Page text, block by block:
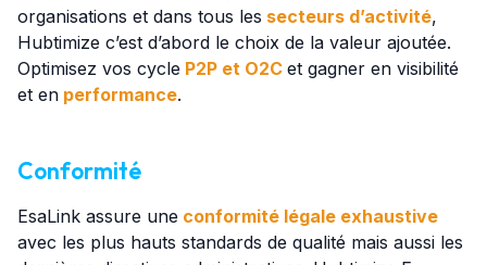
organisations et dans tous les secteurs d’activité,
Hubtimize c’est d’abord le choix de la valeur ajoutée.
Optimisez vos cycle P2P et O2C et gagner en visibilité
et en performance.
Conformité
EsaLink assure une conformité légale exhaustive
avec les plus hauts standards de qualité mais aussi les